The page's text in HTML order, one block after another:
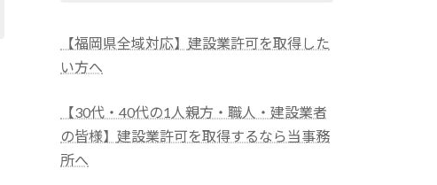
【福岡県全域対応】建設業許可を取得した
い方へ
【30代・40代の1人親方・職人・建設業者
の皆様】建設業許可を取得するなら当事務
所へ